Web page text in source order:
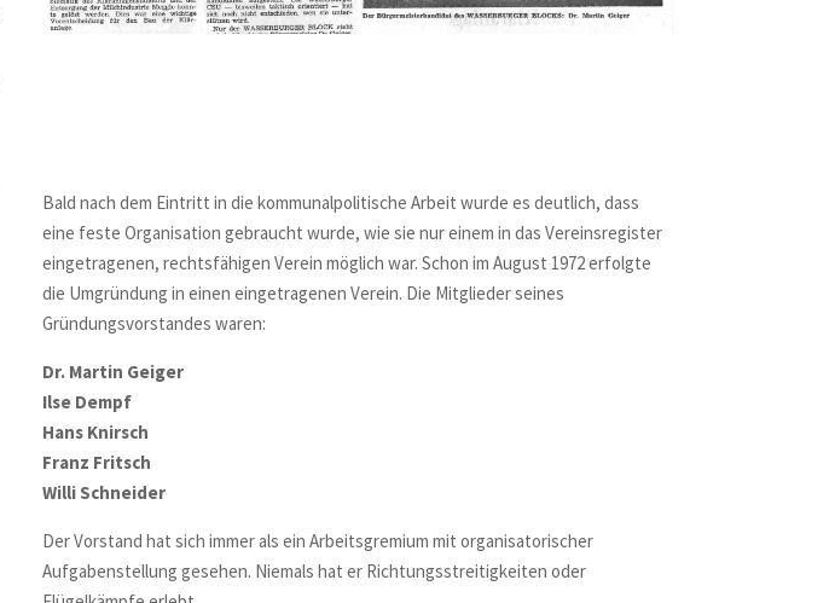
Bald nach dem Eintritt in die kommunalpolitische Arbeit wurde es deutlich, dass
eine feste Organisation gebraucht wurde, wie sie nur einem in das Vereinsregister
eingetragenen, rechtsfähigen Verein möglich war. Schon im August 1972 erfolgte
die Umgründung in einen eingetragenen Verein. Die Mitglieder seines
Gründungsvorstandes waren:
Dr. Martin Geiger
Ilse Dempf
Hans Knirsch
Franz Fritsch
Willi Schneider
Der Vorstand hat sich immer als ein Arbeitsgremium mit organisatorischer
Aufgabenstellung gesehen. Niemals hat er Richtungsstreitigkeiten oder